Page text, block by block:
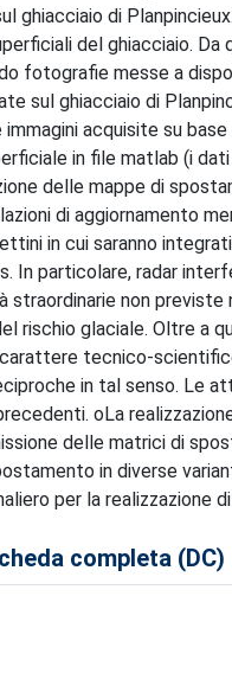
di
del ghiacciaio.
fotografie messe a
sul ghiacciaio di
acquisite su
in file matlab (i
delle mappe di
di aggiornamento
in cui saranno
In particolare, radar
non
glaciale. Oltre a
carattere tecnico-
in tal senso. Le
oLa
delle matrici di
in diverse
per la realizzazione
completa (DC)